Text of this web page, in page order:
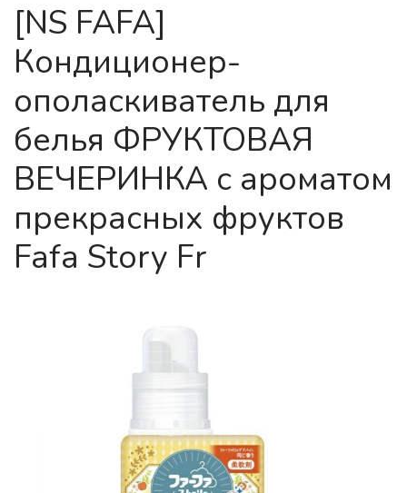
[NS FAFA]
Кондиционер-
ополаскиватель для
белья ФРУКТОВАЯ
ВЕЧЕРИНКА с ароматом
прекрасных фруктов
Fafa Story Fr